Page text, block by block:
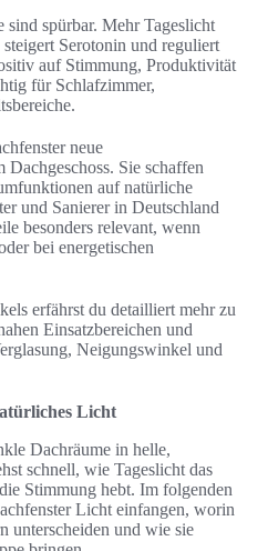
spürbar. Mehr Tageslicht
Serotonin und reguliert
auf Stimmung, Produktivität
für Schlafzimmer,
neue
Sie schaffen
auf natürliche
und Sanierer in Deutschland
besonders relevant, wenn
bei energetischen
erfährst du detailliert mehr zu
Einsatzbereichen und
Neigungswinkel und
Licht
Dachräume in helle,
schnell, wie Tageslicht das
Stimmung hebt. Im folgenden
Licht einfangen, worin
unterscheiden und wie sie